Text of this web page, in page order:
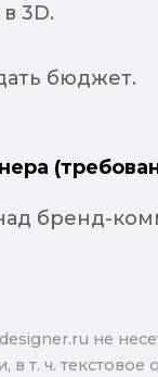
3D.
бюджет.
бренд-
не
в т. ч.